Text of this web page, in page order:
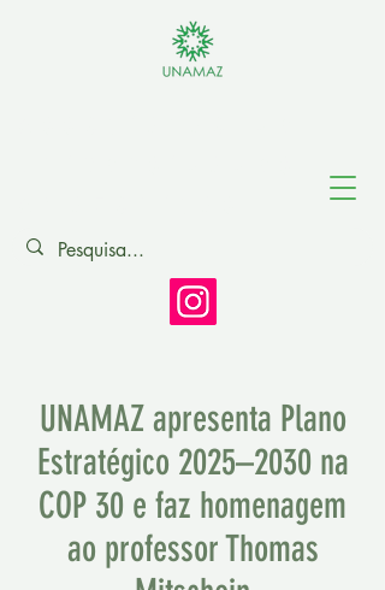
UNAMAZ apresenta Plano
Estratégico 2025–2030 na
COP 30 e faz homenagem
ao professor Thomas